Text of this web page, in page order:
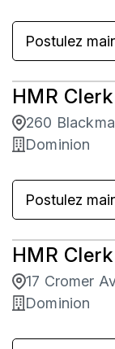
Postulez
HMR
260
Dominion
Postulez
HMR
17 Cromer
Dominion